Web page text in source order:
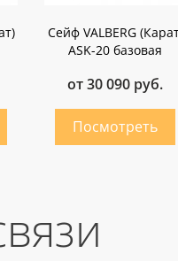
Сейф VALBERG
ASK-20 базовая
от 30 090 руб.